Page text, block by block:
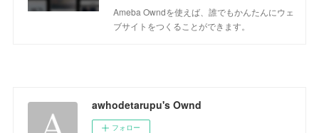
Ameba Owndを使えば、誰でもかんたんにウェ
ブサイトをつくることができます。
awhodetarupu's Ownd
フォロー